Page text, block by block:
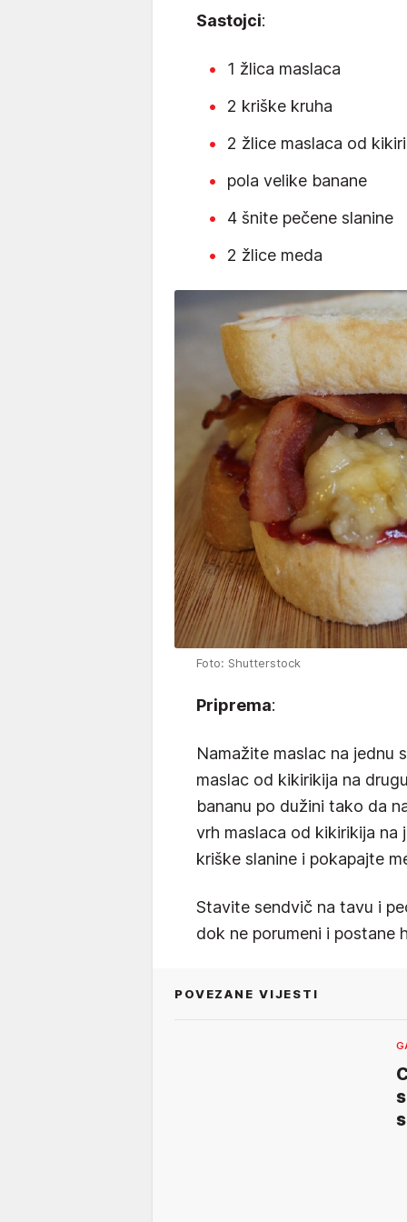
Sastojci:
1 žlica maslaca
2 kriške kruha
2 žlice maslaca od
pola velike banane
4 šnite pečene slanine
2 žlice meda
Foto: Shutterstock
Priprema:
Namažite maslac na jednu
maslac od kikirikija na
bananu po dužini tako da
vrh maslaca od kikirikija na
kriške slanine i pokapajte
Stavite sendvič na tavu i
dok ne porumeni i postane
POVEZANE VIJESTI